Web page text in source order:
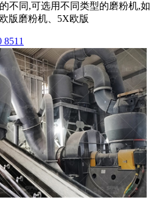
不同,可选用不同类型的磨粉机,如
版磨粉机、5X欧版
8511